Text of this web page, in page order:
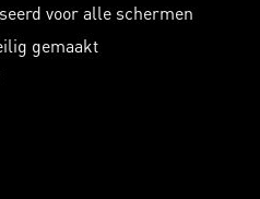
voor alle schermen
gemaakt